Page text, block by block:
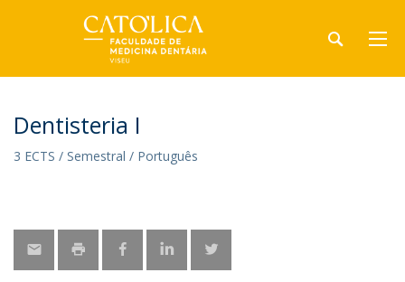
Dentisteria I
3 ECTS / Semestral / Português